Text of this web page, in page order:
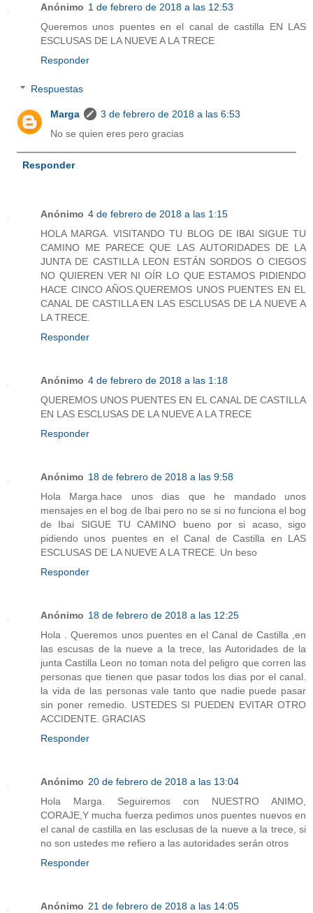
Anónimo 1 de febrero de 2018 a las 12:53
Queremos unos puentes en el canal de castilla EN LAS
ESCLUSAS DE LA NUEVE A LA TRECE
Responder
Respuestas
Marga
3 de febrero de 2018 a las 6:53
No se quien eres pero gracias
Responder
Anónimo 4 de febrero de 2018 a las 1:15
HOLA MARGA. VISITANDO TU BLOG DE IBAI SIGUE TU
CAMINO ME PARECE QUE LAS AUTORIDADES DE LA
JUNTA DE CASTILLA LEON ESTÁN SORDOS O CIEGOS
NO QUIEREN VER NI OÍR LO QUE ESTAMOS PIDIENDO
HACE CINCO AÑOS.QUEREMOS UNOS PUENTES EN EL
CANAL DE CASTILLA EN LAS ESCLUSAS DE LA NUEVE A
LA TRECE.
Responder
Anónimo 4 de febrero de 2018 a las 1:18
QUEREMOS UNOS PUENTES EN EL CANAL DE CASTILLA
EN LAS ESCLUSAS DE LA NUEVE A LA TRECE
Responder
Anónimo 18 de febrero de 2018 a las 9:58
Hola Marga.hace unos dias que he mandado unos
mensajes en el bog de Ibai pero no se si no funciona el bog
de Ibai SIGUE TU CAMINO bueno por si acaso, sigo
pidiendo unos puentes en el Canal de Castilla en LAS
ESCLUSAS DE LA NUEVE A LA TRECE. Un beso
Responder
Anónimo 18 de febrero de 2018 a las 12:25
Hola . Queremos unos puentes en el Canal de Castilla ,en
las escusas de la nueve a la trece, las Autoridades de la
junta Castilla Leon no toman nota del peligro que corren las
personas que tienen que pasar todos los dias por el canal.
la vida de las personas vale tanto que nadie puede pasar
sin poner remedio. USTEDES SI PUEDEN EVITAR OTRO
ACCIDENTE. GRACIAS
Responder
Anónimo 20 de febrero de 2018 a las 13:04
Hola Marga. Seguiremos con NUESTRO ANIMO,
CORAJE,Y mucha fuerza pedimos unos puentes nuevos en
el canal de castilla en las esclusas de la nueve a la trece, si
no son ustedes me refiero a las autoridades serán otros
Responder
Anónimo 21 de febrero de 2018 a las 14:05